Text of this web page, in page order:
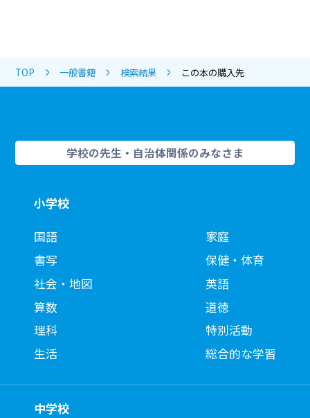
TOP 一般書籍 検索結果 この本の購入先
学校の先生・自治体関係のみなさま
小学校
国語
書写
社会・地図
算数
理科
生活
家庭
保健・体育
英語
道徳
特別活動
総合的な学習
中学校